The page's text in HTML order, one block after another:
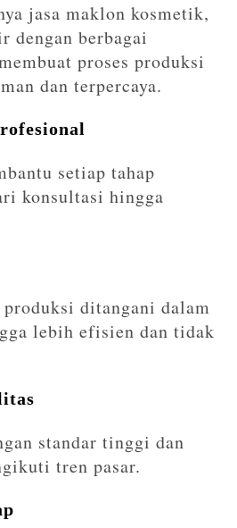
jasa maklon kosmetik,
dengan berbagai
proses produksi
dan terpercaya.
setiap tahap
konsultasi hingga
produksi ditangani dalam
lebih efisien dan tidak
standar tinggi dan
tren pasar.